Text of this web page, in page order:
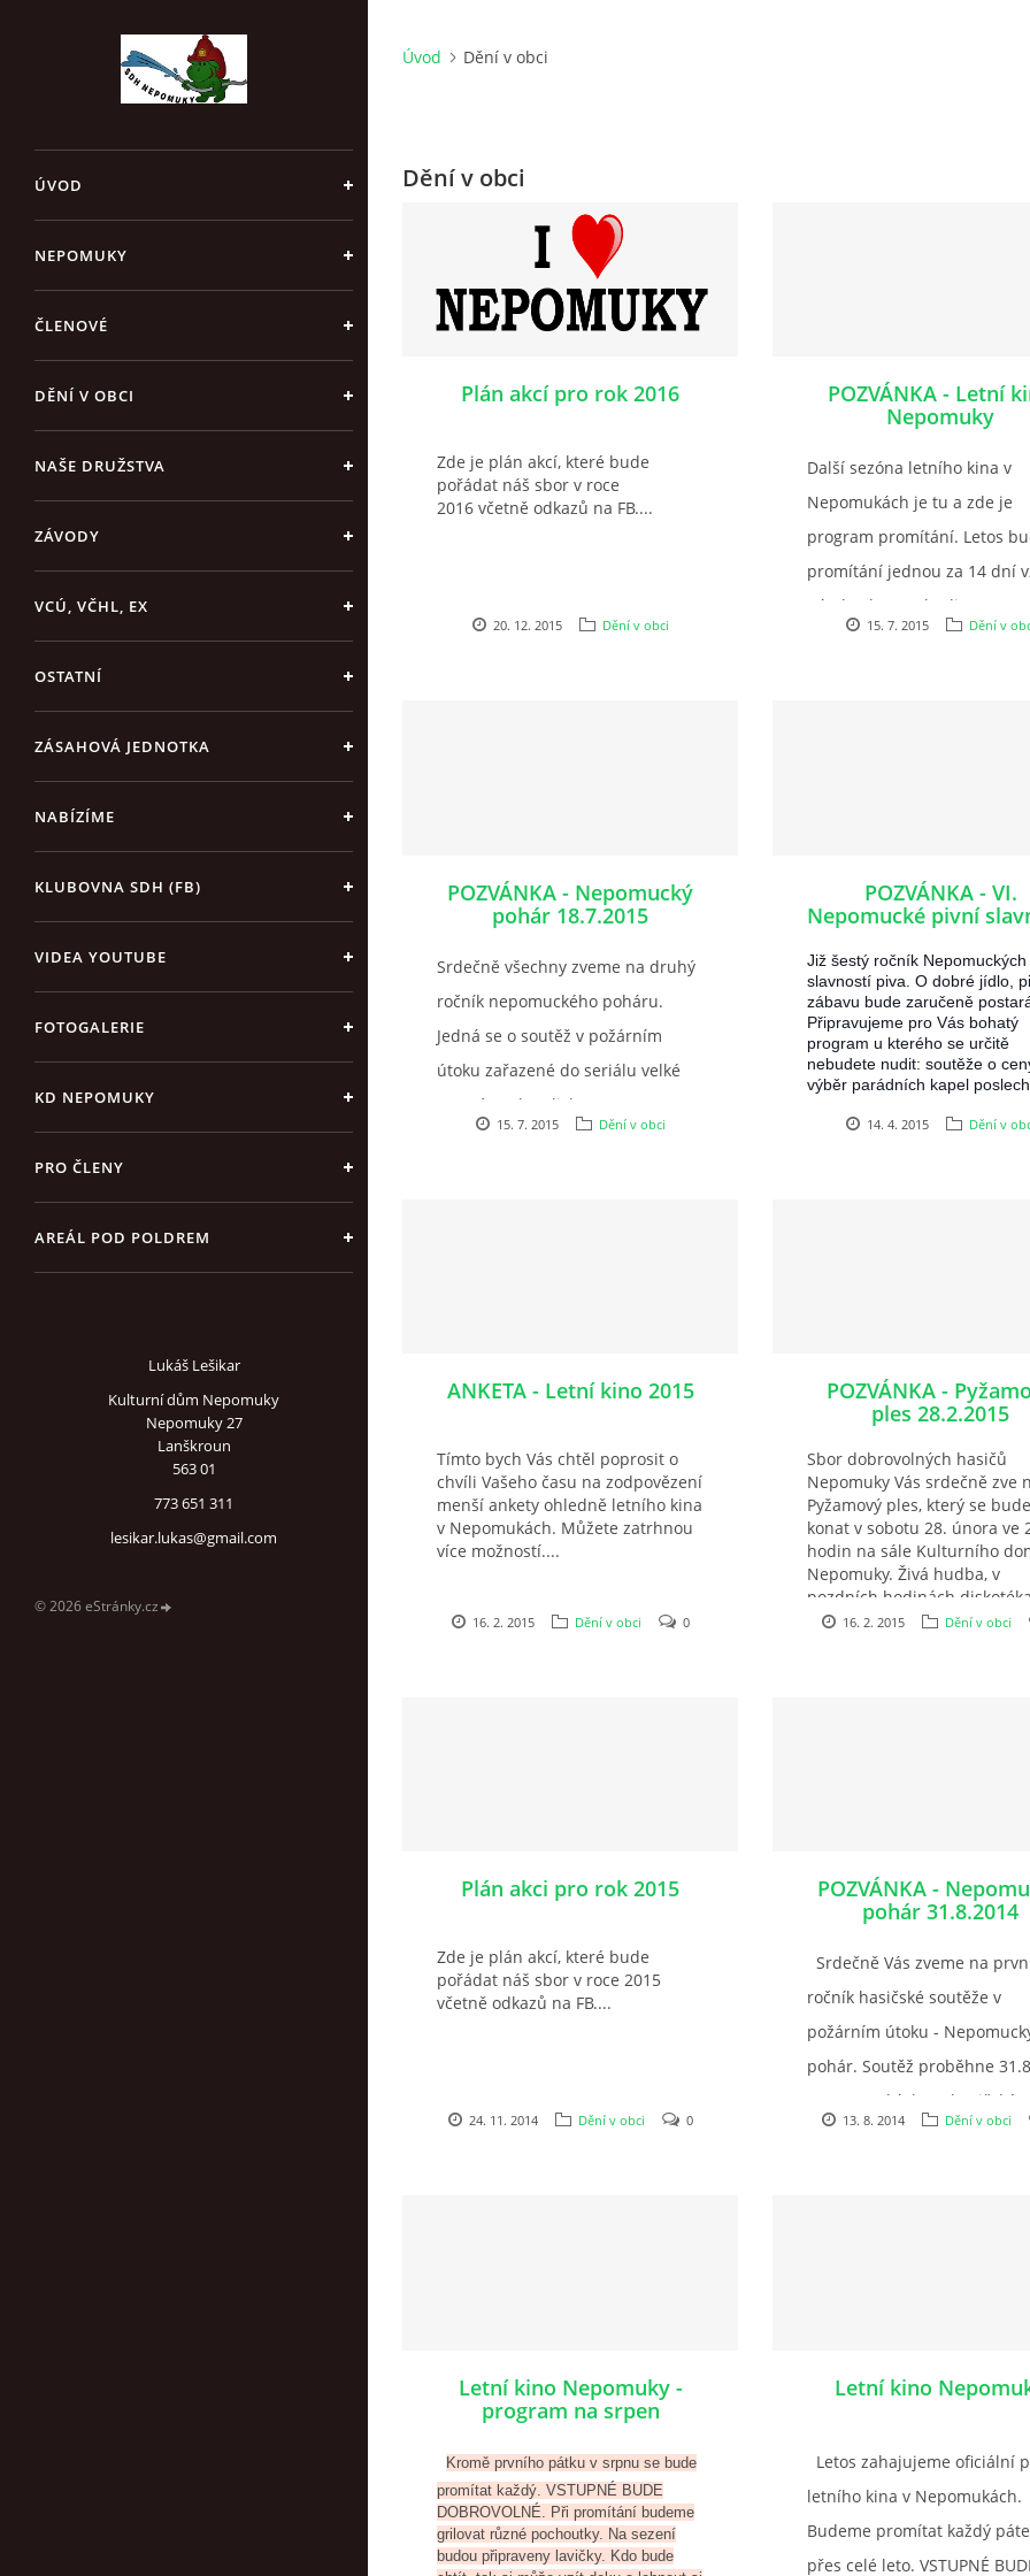
ÚVOD
NEPOMUKY
ČLENOVÉ
DĚNÍ V OBCI
NAŠE DRUŽSTVA
ZÁVODY
VCÚ, VČHL, EX
OSTATNÍ
ZÁSAHOVÁ JEDNOTKA
NABÍZÍME
KLUBOVNA SDH (FB)
VIDEA YOUTUBE
FOTOGALERIE
KD NEPOMUKY
PRO ČLENY
AREÁL POD POLDREM
Lukáš Lešikar
Kulturní dům Nepomuky
Nepomuky 27
Lanškroun
563 01
773 651 311
lesikar.lukas@gmail.com
© 2026 eStránky.cz
Úvod Dění v obci
Dění v obci
Plán akcí pro rok 2016
Zde je plán akcí, které bude
pořádat náš sbor v roce
2016 včetně odkazů na FB....
20. 12. 2015 Dění v obci
POZVÁNKA - Letní
Nepomuky
Další sezóna letního kina v
Nepomukách je tu a zde je
program promítání. Letos
promítání jednou za 14 dní
pátek od 21:30 hodin u KD
15. 7. 2015 Dění v
POZVÁNKA - Nepomucký
pohár 18.7.2015
Srdečně všechny zveme na druhý
ročník nepomuckého poháru.
Jedná se o soutěž v požárním
útoku zařazené do seriálu velké
ceny ústeckoorlicka....
15. 7. 2015 Dění v obci
POZVÁNKA - VI.
Nepomucké pivní
Již šestý ročník Nepomuckých
slavností piva. O dobré jídlo,
zábavu bude zaručeně
Připravujeme pro Vás bohatý
program u kterého se určitě
nebudete nudit: soutěže o
výběr parádních kapel
14. 4. 2015 Dění v
ANKETA - Letní kino 2015
Tímto bych Vás chtěl poprosit o
chvíli Vašeho času na zodpovězení
menší ankety ohledně letního kina
v Nepomukách. Můžete zatrhnou
více možností....
16. 2. 2015 Dění v obci 0
POZVÁNKA -
ples 28.2.2015
Sbor dobrovolných hasičů
Nepomuky Vás srdečně zve
Pyžamový ples, který se bude
konat v sobotu 28. února ve
hodin na sále Kulturního
Nepomuky. Živá hudba, v
pozdních hodinách diskotéka.
Občerstvení zajištěno.
16. 2. 2015 Dění v obci
Plán akci pro rok 2015
Zde je plán akcí, které bude
pořádat náš sbor v roce 2015
včetně odkazů na FB....
24. 11. 2014 Dění v obci 0
POZVÁNKA -
pohár 31.8.2014
Srdečně Vás zveme na
ročník hasičské soutěže v
požárním útoku -
pohár. Soutěž proběhne
v Nepomukách na hasičském
13. 8. 2014 Dění v obci
Letní kino Nepomuky -
program na srpen
Kromě prvního pátku v srpnu se bude
promítat každý. VSTUPNÉ BUDE
DOBROVOLNÉ. Při promítání budeme
grilovat různé pochoutky. Na sezení
budou připraveny lavičky. Kdo bude
Letní kino
Letos zahajujeme oficiální
letního kina v Nepomukách.
Budeme promítat každý
přes celé leto. VSTUPNÉ